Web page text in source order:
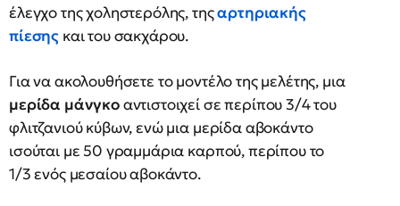
έλεγχο της χοληστερόλης, τηςαρτηριακής
πίεσης και του σακχάρου.
Για να ακολουθήσετε το μοντέλο της μελέτης, μια
μερίδα μάνγκοαντιστοιχεί σε περίπου 3/4 του
φλιτζανιού κύβων, ενώ μια μερίδα αβοκάντο
ισούται με 50 γραμμάρια καρπού, περίπου το
1/3 ενός μεσαίου αβοκάντο.